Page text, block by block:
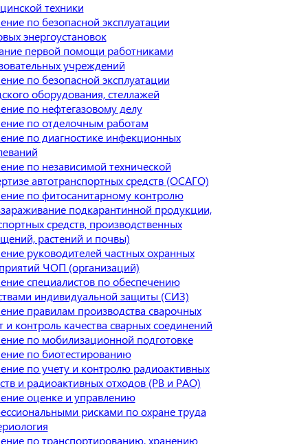
техники
по безопасной эксплуатации
энергоустановок
первой помощи работниками
учреждений
по безопасной эксплуатации
оборудования, стеллажей
по нефтегазовому делу
по отделочным работам
по диагностике инфекционных
по независимой технической
автотранспортных средств (ОСАГО)
по фитосанитарному контролю
подкарантинной продукции,
средств, производственных
растений и почвы)
руководителей частных охранных
ЧОП (организаций)
специалистов по обеспечению
индивидуальной защиты (СИЗ)
правилам производства сварочных
и контроль качества сварных соединений
по мобилизационной подготовке
по биотестированию
по учету и контролю радиоактивных
и радиоактивных отходов (РВ и РАО)
оценке и управлению
рисками по охране труда
по транспортированию, хранению